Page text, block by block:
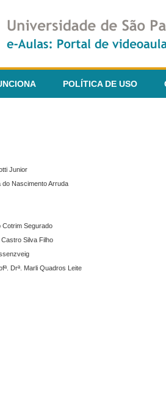
POLÍTICA DE USO
Junior
do Nascimento Arruda
Cotrim Segurado
Silva Filho
Drª. Marli Quadros Leite